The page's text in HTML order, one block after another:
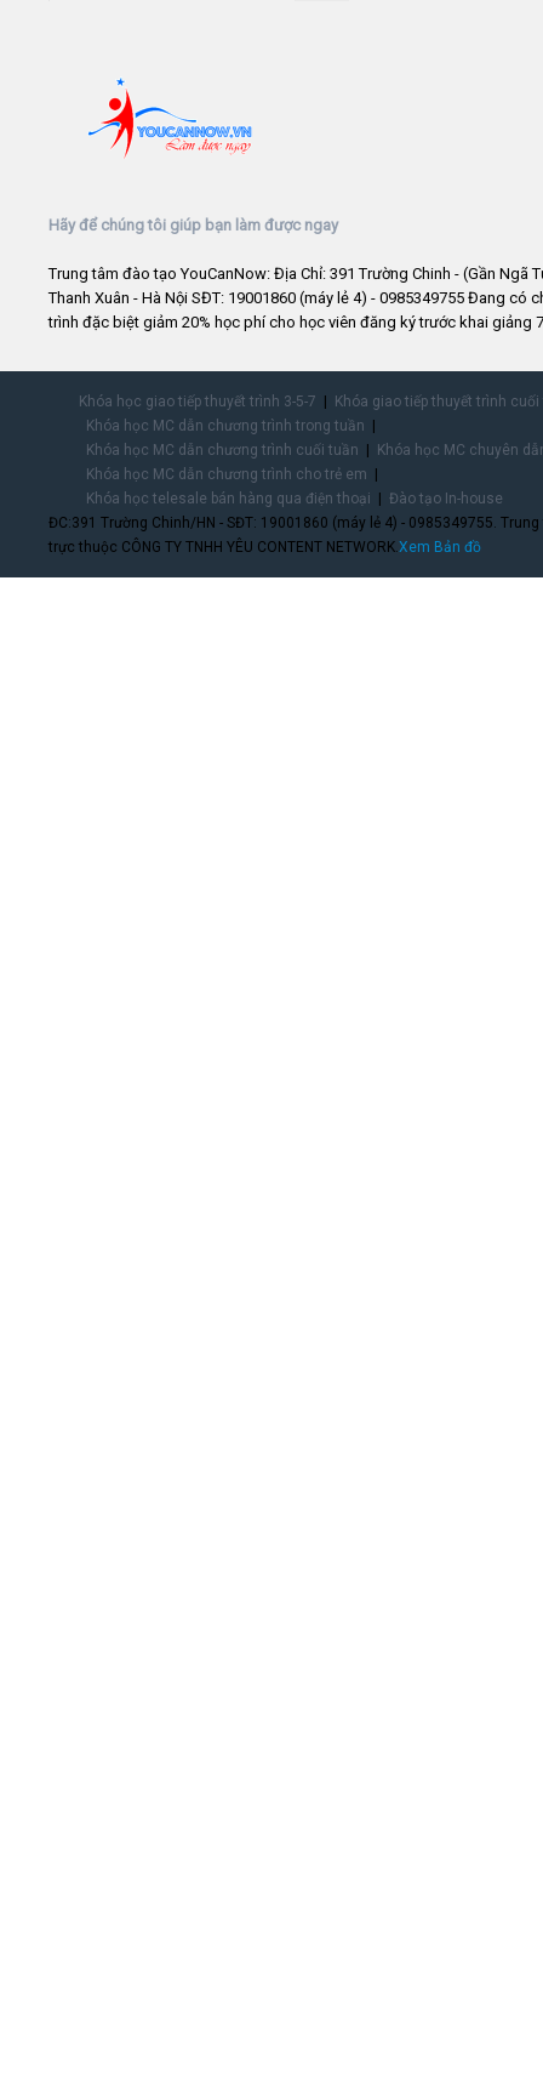
Hãy để chúng tôi giúp bạn làm được ngay
Trung tâm đào tạo YouCanNow: Địa Chỉ: 391 Trường Chinh - (Gần Ngã
Thanh Xuân - Hà Nội SĐT: 19001860 (máy lẻ 4) - 0985349755 Đang có
trình đặc biệt giảm 20% học phí cho học viên đăng ký trước khai giảng
Khóa học giao tiếp thuyết trình 3-5-7
Khóa giao tiếp thuyết trình
Khóa học MC dẫn chương trình trong tuần
Khóa học MC dẫn chương trình cuối tuần
Khóa học MC chuyên
Khóa học MC dẫn chương trình cho trẻ em
Khóa học telesale bán hàng qua điện thoại
Đào tạo In-house
ĐC:391 Trường Chinh/HN - SĐT: 19001860 (máy lẻ 4) - 0985349755.
trực thuộc CÔNG TY TNHH YÊU CONTENT NETWORK.Xem Bản đồ